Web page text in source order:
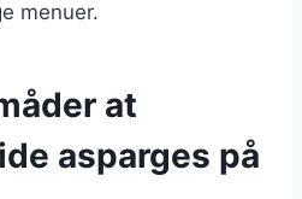
menuer.
at
asparges på